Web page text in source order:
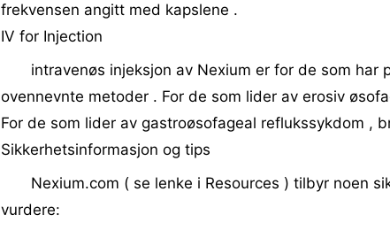
frekvensen angitt med kapslene .
IV for Injection
intravenøs injeksjon av Nexium er for de som har
ovennevnte metoder . For de som lider av erosiv
For de som lider av gastroøsofageal reflukssykdom ,
Sikkerhetsinformasjon og tips
Nexium.com ( se lenke i Resources ) tilbyr noen
vurdere: